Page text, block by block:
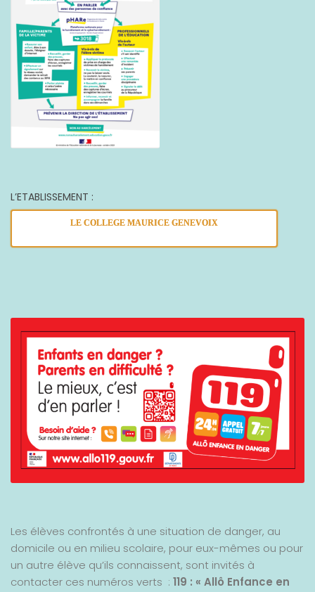
L’ETABLISSEMENT :
LE COLLEGE MAURICE GENEVOIX
Les élèves confrontés à une situation de danger, au
domicile ou en milieu scolaire, pour eux-mêmes ou pour
un autre élève qu’ils connaissent, sont invités à
contacter ces numéros verts : 119 : « Allô Enfance en